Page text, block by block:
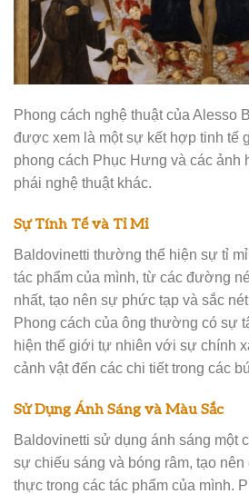
Phong cách nghệ thuật của Alesso
được xem là một sự kết hợp tinh tế
phong cách Phục Hưng và các
phái nghệ thuật khác.
Sự Tính Tế và Tỉ Mỉ
Baldovinetti thường thể hiện sự tỉ
tác phẩm của mình, từ các đường
nhất, tạo nên sự phức tạp và sắc
Phong cách của ông thường có sự
hiện thế giới tự nhiên với sự chính
cảnh vật đến các chi tiết trong các
Sử Dụng Ánh Sáng và Màu Sắc
Baldovinetti sử dụng ánh sáng một
sự chiếu sáng và bóng râm, tạo
thực trong các tác phẩm của mình.